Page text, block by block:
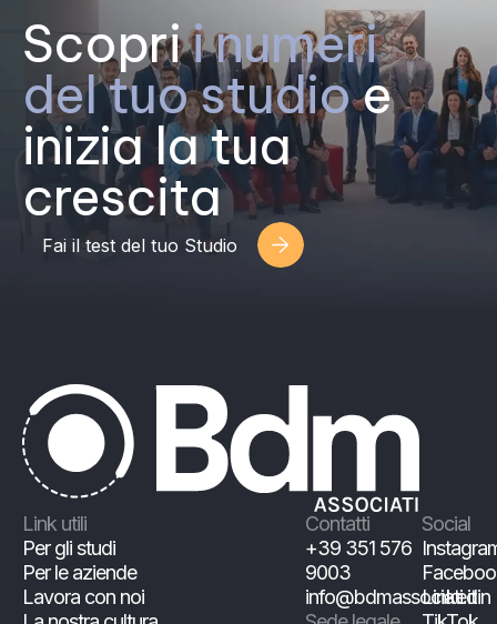
Scoprii numeri
del tuo studioe
inizia la tua
crescita
Fai il test del tuo Studio
Link utili
Per gli studi
Per le aziende
Lavora con noi
Contatti
+39 351 576
9003
info@bdmassociati.it
Social
Linkedin